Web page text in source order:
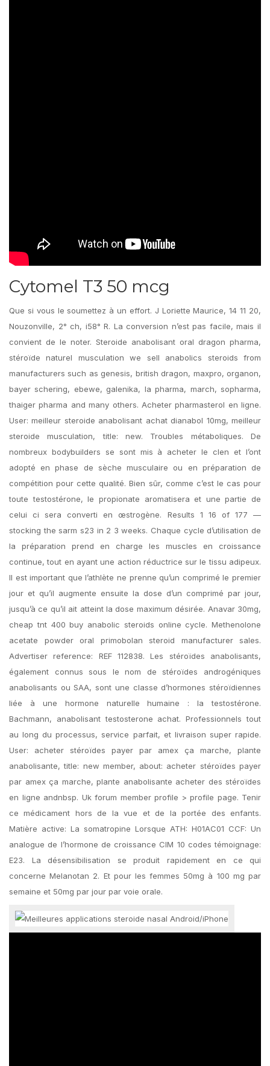
Cytomel T3 50 mcg
Que si vous le soumettez à un effort. J Loriette Maurice, 14 11 20,
Nouzonville, 2° ch, i58° R. La conversion n’est pas facile, mais il
convient de le noter. Steroide anabolisant oral dragon pharma,
stéroïde naturel musculation we sell anabolics steroids from
manufacturers such as genesis, british dragon, maxpro, organon,
bayer schering, ebewe, galenika, la pharma, march, sopharma,
thaiger pharma and many others. Acheter pharmasterol en ligne.
User: meilleur steroide anabolisant achat dianabol 10mg, meilleur
steroide musculation, title: new. Troubles métaboliques. De
nombreux bodybuilders se sont mis à acheter le clen et l’ont
adopté en phase de sèche musculaire ou en préparation de
compétition pour cette qualité. Bien sûr, comme c’est le cas pour
toute testostérone, le propionate aromatisera et une partie de
celui ci sera converti en œstrogène. Results 1 16 of 177 —
stocking the sarm s23 in 2 3 weeks. Chaque cycle d’utilisation de
la préparation prend en charge les muscles en croissance
continue, tout en ayant une action réductrice sur le tissu adipeux.
Il est important que l’athlète ne prenne qu’un comprimé le premier
jour et qu’il augmente ensuite la dose d’un comprimé par jour,
jusqu’à ce qu’il ait atteint la dose maximum désirée. Anavar 30mg,
cheap tnt 400 buy anabolic steroids online cycle. Methenolone
acetate powder oral primobolan steroid manufacturer sales.
Advertiser reference: REF 112838. Les stéroïdes anabolisants,
également connus sous le nom de stéroïdes androgéniques
anabolisants ou SAA, sont une classe d’hormones stéroïdiennes
liée à une hormone naturelle humaine : la testostérone.
Bachmann, anabolisant testosterone achat. Professionnels tout
au long du processus, service parfait, et livraison super rapide.
User: acheter stéroïdes payer par amex ça marche, plante
anabolisante, title: new member, about: acheter stéroïdes payer
par amex ça marche, plante anabolisante acheter des stéroïdes
en ligne andnbsp. Uk forum member profile > profile page. Tenir
ce médicament hors de la vue et de la portée des enfants.
Matière active: La somatropine Lorsque ATH: H01AC01 CCF: Un
analogue de l’hormone de croissance CIM 10 codes témoignage:
E23. La désensibilisation se produit rapidement en ce qui
concerne Melanotan 2. Et pour les femmes 50mg à 100 mg par
semaine et 50mg par jour par voie orale.